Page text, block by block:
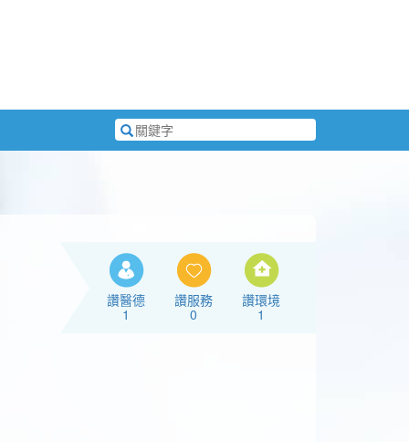
搜
尋
讚醫德
1
讚服務
0
讚環境
1